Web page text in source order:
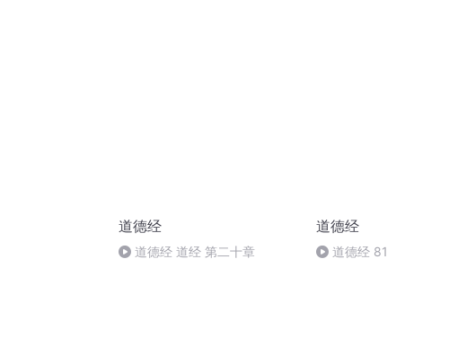
道德经
道德经 道经 第二十章
道德经
道德经 81